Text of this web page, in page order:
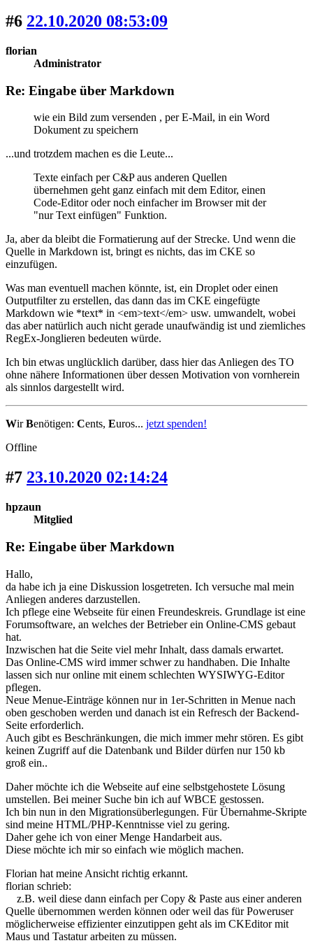
#6 22.10.2020 08:53:09
florian
Administrator
Re: Eingabe über Markdown
wie ein Bild zum versenden , per E-Mail, in ein Word
Dokument zu speichern
...und trotzdem machen es die Leute...
Texte einfach per C&P aus anderen Quellen
übernehmen geht ganz einfach mit dem Editor, einen
Code-Editor oder noch einfacher im Browser mit der
"nur Text einfügen" Funktion.
Ja, aber da bleibt die Formatierung auf der Strecke. Und wenn die
Quelle in Markdown ist, bringt es nichts, das im CKE so
einzufügen.
Was man eventuell machen könnte, ist, ein Droplet oder einen
Outputfilter zu erstellen, das dann das im CKE eingefügte
Markdown wie *text* in <em>text</em> usw. umwandelt, wobei
das aber natürlich auch nicht gerade unaufwändig ist und ziemliches
RegEx-Jonglieren bedeuten würde.
Ich bin etwas unglücklich darüber, dass hier das Anliegen des TO
ohne nähere Informationen über dessen Motivation von vornherein
als sinnlos dargestellt wird.
WirBenötigen: Cents, Euros... jetzt spenden!
Offline
#7 23.10.2020 02:14:24
hpzaun
Mitglied
Re: Eingabe über Markdown
Hallo,
da habe ich ja eine Diskussion losgetreten. Ich versuche mal mein
Anliegen anderes darzustellen.
Ich pflege eine Webseite für einen Freundeskreis. Grundlage ist eine
Forumsoftware, an welches der Betrieber ein Online-CMS gebaut
hat.
Inzwischen hat die Seite viel mehr Inhalt, dass damals erwartet.
Das Online-CMS wird immer schwer zu handhaben. Die Inhalte
lassen sich nur online mit einem schlechten WYSIWYG-Editor
pflegen.
Neue Menue-Einträge können nur in 1er-Schritten in Menue nach
oben geschoben werden und danach ist ein Refresch der Backend-
Seite erforderlich.
Auch gibt es Beschränkungen, die mich immer mehr stören. Es gibt
keinen Zugriff auf die Datenbank und Bilder dürfen nur 150 kb
groß ein..
Daher möchte ich die Webseite auf eine selbstgehostete Lösung
umstellen. Bei meiner Suche bin ich auf WBCE gestossen.
Ich bin nun in den Migrationsüberlegungen. Für Übernahme-Skripte
sind meine HTML/PHP-Kenntnisse viel zu gering.
Daher gehe ich von einer Menge Handarbeit aus.
Diese möchte ich mir so einfach wie möglich machen.
Florian hat meine Ansicht richtig erkannt.
florian schrieb:
z.B. weil diese dann einfach per Copy & Paste aus einer anderen
Quelle übernommen werden können oder weil das für Poweruser
möglicherweise effizienter einzutippen geht als im CKEditor mit
Maus und Tastatur arbeiten zu müssen.